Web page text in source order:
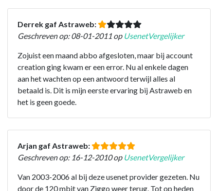
Derrek gaf Astraweb:
Geschreven op: 08-01-2011 op UsenetVergelijker
Zojuist een maand abbo afgesloten, maar bij account
creation ging kwam er een error. Nu al enkele dagen
aan het wachten op een antwoord terwijl alles al
betaald is. Dit is mijn eerste ervaring bij Astraweb en
het is geen goede.
Arjan gaf Astraweb:
Geschreven op: 16-12-2010 op UsenetVergelijker
Van 2003-2006 al bij deze usenet provider gezeten. Nu
door de 120 mbit van Ziggo weer terug. Tot op heden